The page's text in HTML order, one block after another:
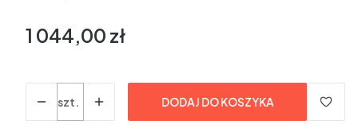
Cena
1 044,00 zł
szt.
DODAJ DO KOSZYKA